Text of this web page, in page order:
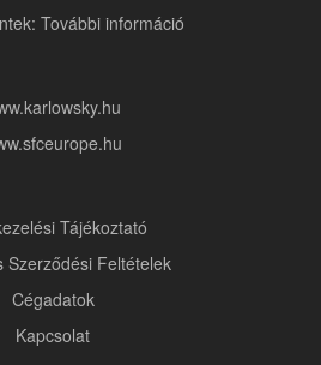
További információ
Tájékoztató
Szerződési Feltételek
Cégadatok
Kapcsolat